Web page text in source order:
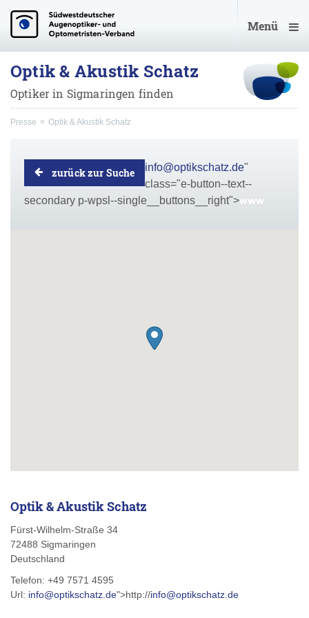
Menü
Optik & Akustik Schatz
Optiker in Sigmaringen finden
Presse Optik & Akustik Schatz
zurück zur Suche info@optikschatz.de"
class="e-button--text--
secondary p-wpsl--single__buttons__right">
Optik & Akustik Schatz
Fürst-Wilhelm-Straße 34
72488 Sigmaringen
Deutschland
Telefon: +49 7571 4595
Url: info@optikschatz.de">http://info@optikschatz.de